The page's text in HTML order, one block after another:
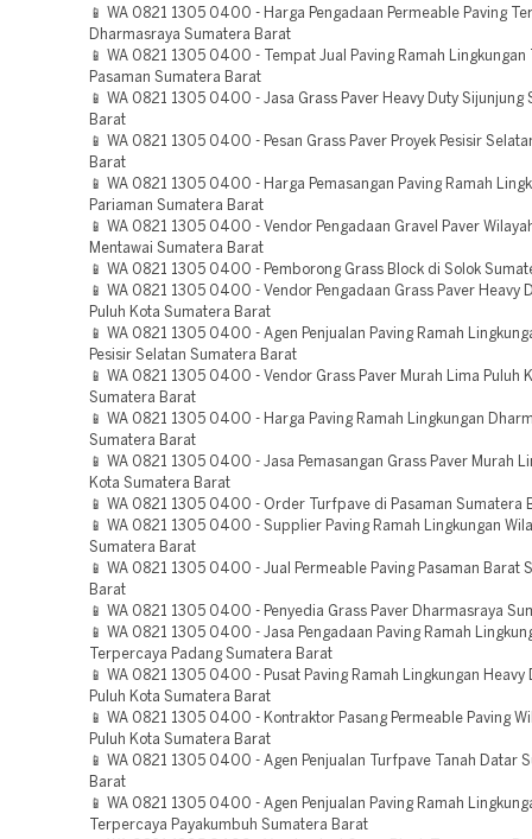
📱 WA 0821 1305 0400 - Harga Pengadaan Permeable Paving
Dharmasraya Sumatera Barat
📱 WA 0821 1305 0400 - Tempat Jual Paving Ramah Lingkungan
Pasaman Sumatera Barat
📱 WA 0821 1305 0400 - Jasa Grass Paver Heavy Duty Sijunjung
Barat
📱 WA 0821 1305 0400 - Pesan Grass Paver Proyek Pesisir
Barat
📱 WA 0821 1305 0400 - Harga Pemasangan Paving Ramah
Pariaman Sumatera Barat
📱 WA 0821 1305 0400 - Vendor Pengadaan Gravel Paver
Mentawai Sumatera Barat
📱 WA 0821 1305 0400 - Pemborong Grass Block di Solok
📱 WA 0821 1305 0400 - Vendor Pengadaan Grass Paver Heavy
Puluh Kota Sumatera Barat
📱 WA 0821 1305 0400 - Agen Penjualan Paving Ramah
Pesisir Selatan Sumatera Barat
📱 WA 0821 1305 0400 - Vendor Grass Paver Murah Lima Puluh
Sumatera Barat
📱 WA 0821 1305 0400 - Harga Paving Ramah Lingkungan
Sumatera Barat
📱 WA 0821 1305 0400 - Jasa Pemasangan Grass Paver Murah
Kota Sumatera Barat
📱 WA 0821 1305 0400 - Order Turfpave di Pasaman Sumatera
📱 WA 0821 1305 0400 - Supplier Paving Ramah Lingkungan
Sumatera Barat
📱 WA 0821 1305 0400 - Jual Permeable Paving Pasaman Barat
Barat
📱 WA 0821 1305 0400 - Penyedia Grass Paver Dharmasraya
📱 WA 0821 1305 0400 - Jasa Pengadaan Paving Ramah
Terpercaya Padang Sumatera Barat
📱 WA 0821 1305 0400 - Pusat Paving Ramah Lingkungan Heavy
Puluh Kota Sumatera Barat
📱 WA 0821 1305 0400 - Kontraktor Pasang Permeable Paving
Puluh Kota Sumatera Barat
📱 WA 0821 1305 0400 - Agen Penjualan Turfpave Tanah Datar
Barat
📱 WA 0821 1305 0400 - Agen Penjualan Paving Ramah
Terpercaya Payakumbuh Sumatera Barat